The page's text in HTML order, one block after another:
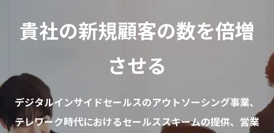
貴社の新規顧客の数を倍増
させる
デジタルインサイドセールスのアウトソーシング事業、
テレワーク時代におけるセールススキームの提供、営業